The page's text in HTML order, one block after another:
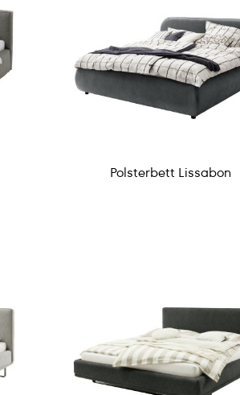
Polsterbett Lissabon